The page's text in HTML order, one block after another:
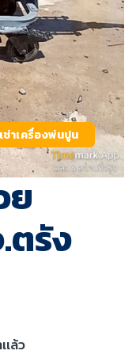
ช่าเครื่องพ่นปูน
ย
ตรัง
เล้ว